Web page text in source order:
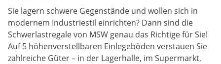
Sie lagern schwere Gegenstände und wollen sich in
modernem Industriestil einrichten? Dann sind die
Schwerlastregale von MSW genau das Richtige für Sie!
Auf 5 höhenverstellbaren Einlegeböden verstauen Sie
zahlreiche Güter – in der Lagerhalle, im Supermarkt,